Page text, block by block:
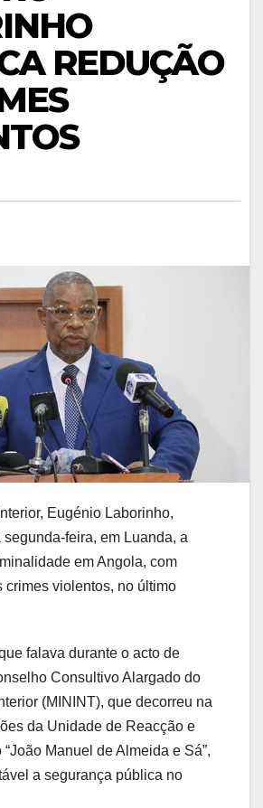
REDUÇÃO
Eugénio Laborinho,
segunda-feira, em Luanda, a
em Angola, com
crimes violentos, no último
falava durante o acto de
Consultivo Alargado do
(MININT), que decorreu na
da Unidade de Reacção e
Manuel de Almeida e Sá”,
a segurança pública no